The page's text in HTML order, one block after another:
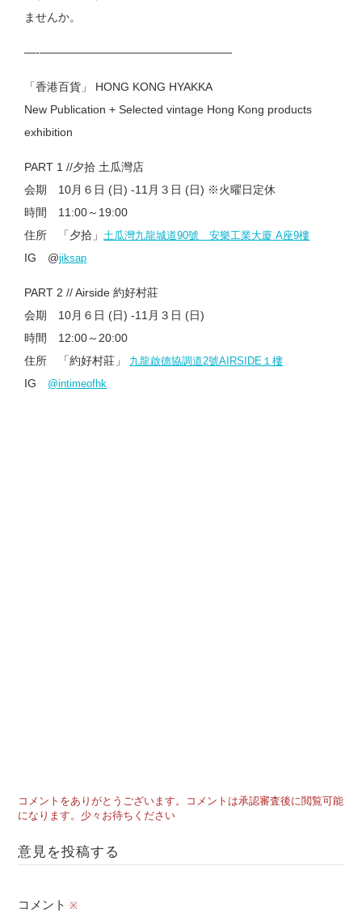
ませんか。
—-—————————————————
「香港百貨」 HONG KONG HYAKKA
New Publication + Selected vintage Hong Kong products
exhibition
PART 1 //夕拾 土瓜灣店
会期 10月６日 (日) -11月３日 (日) ※火曜日定休
時間 11:00～19:00
住所 「夕拾」 土瓜灣九龍城道90號 安樂工業大廈 A座9樓
IG @jiksap
PART 2 // Airside 約好村莊
会期 10月６日 (日) -11月３日 (日)
時間 12:00～20:00
住所 「約好村莊」 九龍啟德協調道2號AIRSIDE１樓
IG @intimeofhk
コメントをありがとうございます。コメントは承認審査後に閲覧可能
になります。少々お待ちください
意見を投稿する
コメント※